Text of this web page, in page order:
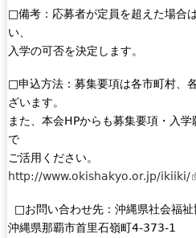
□備考：応募者が定員を超えた場合
い、
入学の可否を決定します。
□申込方法：募集要項は各市町村、
ざいます。
また、本会HPからも募集要項・入
で
ご活用ください。
http://www.okishakyo.or.jp/ikiiki/(
i
□お問い合わせ先：沖縄県社会福
沖縄県那覇市首里石嶺町4-373-1